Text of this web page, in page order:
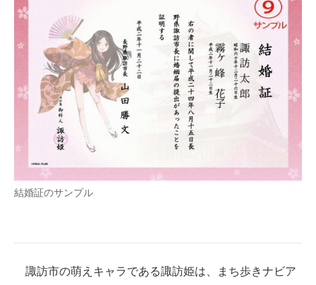
エネルギーの専門メディア
建設×テクノロジーの最前線
ちょっと気になるネットの話題
結婚証のサンプル
諏訪市の萌えキャラである諏訪姫は、まち歩きナビア